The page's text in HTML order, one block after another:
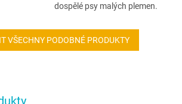
dospělé psy malých plemen.
VŠECHNY PODOBNÉ PRODUKTY